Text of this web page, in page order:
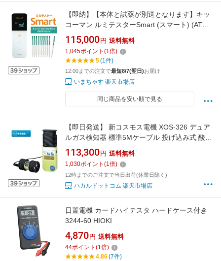
【即納】【本体と試薬が別送となります】キッ
コーマン ルミテスターSmart (スマート) (ATP
ふき取り検査システム) ルシパック Surface
100本入り セット 2-8524-21 60361 2-8524-
12
115,000 円 送料無料
1,045ポイント (1倍)
5(1件)
12:00までの注文で最短8/7(翌日)お届け
いまちゃす 楽天市場店
同じ商品を安い順で見る
【即日発送】 新コスモス電機 XOS-326 デュア
ルガス検知器 標準5Mケーブル 投げ込み式 酸素
＆硫化水素 測定器
113,300 円 送料無料
1,030ポイント (1倍)
12時までのご注文で当日出荷(休業日除く)
ハカルドットコム 楽天市場店
日置電機 カードハイテスタ ハードケース付き
3244-60 HIOKI
4,870 円 送料無料
44ポイント (1倍)
4.86(7件)